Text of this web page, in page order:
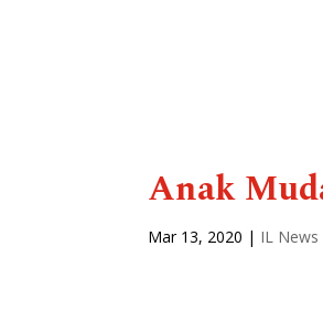
Anak
Mar 13, 2020 | IL News